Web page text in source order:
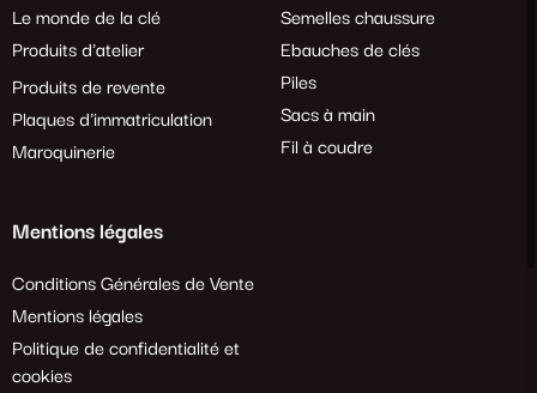
Le monde de la clé
Produits d'atelier
Produits de revente
Plaques d'immatriculation
Maroquinerie
Semelles chaussure
Ebauches de clés
Piles
Sacs à main
Fil à coudre
Mentions légales
Conditions Générales de Vente
Mentions légales
Politique de confidentialité et
cookies